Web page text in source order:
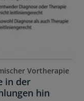
Vortherapie
in der
hin